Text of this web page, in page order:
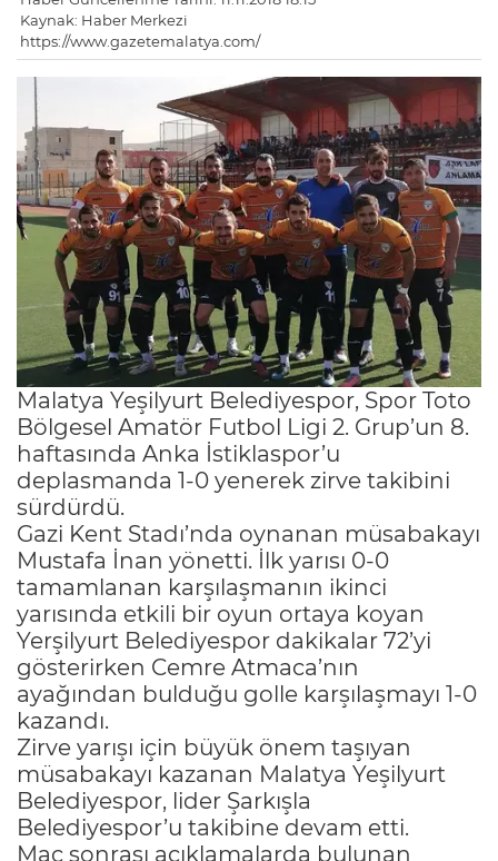
Kaynak: Haber Merkezi
https://www.gazetemalatya.com/
Malatya Yeşilyurt Belediyespor, Spor Toto
Bölgesel Amatör Futbol Ligi 2. Grup’un 8.
haftasında Anka İstiklaspor’u
deplasmanda 1-0 yenerek zirve takibini
sürdürdü.
Gazi Kent Stadı’nda oynanan müsabakayı
Mustafa İnan yönetti. İlk yarısı 0-0
tamamlanan karşılaşmanın ikinci
yarısında etkili bir oyun ortaya koyan
Yerşilyurt Belediyespor dakikalar 72’yi
gösterirken Cemre Atmaca’nın
ayağından bulduğu golle karşılaşmayı 1-0
kazandı.
Zirve yarışı için büyük önem taşıyan
müsabakayı kazanan Malatya Yeşilyurt
Belediyespor, lider Şarkışla
Belediyespor’u takibine devam etti.
Maç sonrası açıklamalarda bulunan